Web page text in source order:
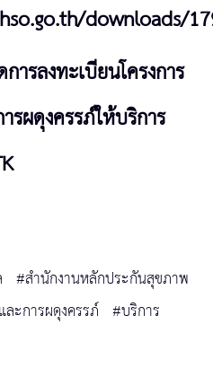
downloads/
ารลงทะเบียนโครงการ
ผดุงครรภ์ให้บริการ
#สำนักงานหลักประกันสุขภาพ
ะการผดุงครรภ์ #บริการ